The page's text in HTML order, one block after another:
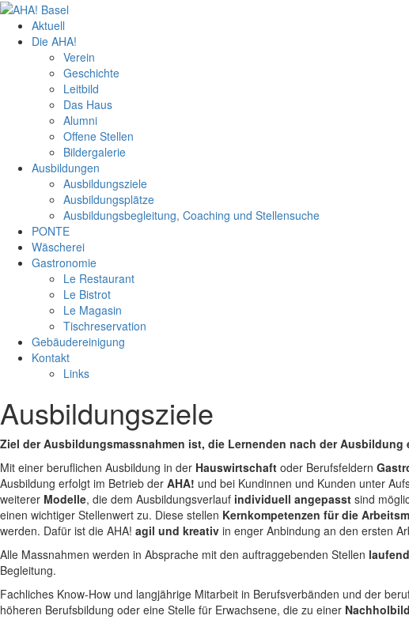
Aktuell
Die AHA!
Verein
Geschichte
Leitbild
Das Haus
Alumni
Offene Stellen
Bildergalerie
Ausbildungen
Ausbildungsziele
Ausbildungsplätze
Ausbildungsbegleitung, Coaching und Stellensuche
PONTE
Wäscherei
Gastronomie
Le Restaurant
Le Bistrot
Le Magasin
Tischreservation
Gebäudereinigung
Kontakt
Links
Ausbildungsziele
Ziel der Ausbildungsmassnahmen ist, die Lernenden nach der
Mit einer beruflichen Ausbildung in der Hauswirtschaft oder Berufsfeldern
Ausbildung erfolgt im Betrieb der AHA! und bei Kundinnen und Kunden unter
weiterer Modelle, die dem Ausbildungsverlauf individuell angepasst sind
einen wichtiger Stellenwert zu. Diese stellen Kernkompetenzen für die
werden. Dafür ist die AHA! agil und kreativ in enger Anbindung an den ersten
Alle Massnahmen werden in Absprache mit den auftraggebenden Stellen
Begleitung.
Fachliches Know-How und langjährige Mitarbeit in Berufsverbänden und der
höheren Berufsbildung oder eine Stelle für Erwachsene, die zu einer